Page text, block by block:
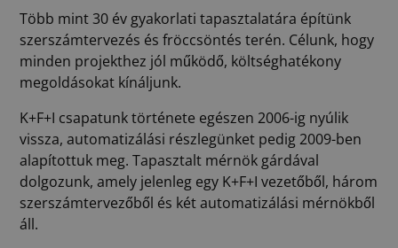
Több mint 30 év gyakorlati tapasztalatára építünk
szerszámtervezés és fröccsöntés terén. Célunk, hogy
minden projekthez jól működő, költséghatékony
megoldásokat kínáljunk.
K+F+I csapatunk története egészen 2006-ig nyúlik
vissza, automatizálási részlegünket pedig 2009-ben
alapítottuk meg. Tapasztalt mérnök gárdával
dolgozunk, amely jelenleg egy K+F+I vezetőből, három
szerszámtervezőből és két automatizálási mérnökből
áll.